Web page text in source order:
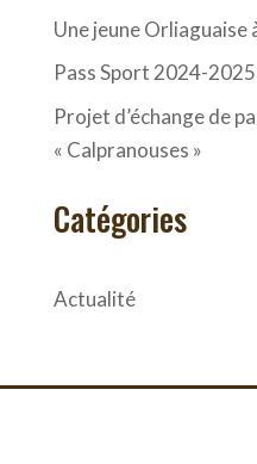
Une jeune Orliaguaise
Pass Sport 2024-2025
Projet d’échange de
« Calpranouses »
Catégories
Actualité